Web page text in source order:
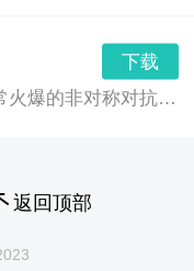
下载
第五人格手游是一款非常火爆的非对称对抗竞技手游，游戏有着维多利亚时代画风，悬疑烧脑剧情，刺激的1V4“猫鼠追逃游戏”的对抗玩法，都将给玩家带来全新的游戏体验。
返回顶部